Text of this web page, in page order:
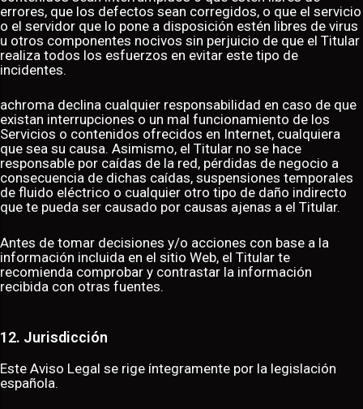
errores, que los defectos sean corregidos, o que el servicio
o el servidor que lo pone a disposición estén libres de virus
u otros componentes nocivos sin perjuicio de que el Titular
realiza todos los esfuerzos en evitar este tipo de
incidentes.
achroma declina cualquier responsabilidad en caso de que
existan interrupciones o un mal funcionamiento de los
Servicios o contenidos ofrecidos en Internet, cualquiera
que sea su causa. Asimismo, el Titular no se hace
responsable por caídas de la red, pérdidas de negocio a
consecuencia de dichas caídas, suspensiones temporales
de fluido eléctrico o cualquier otro tipo de daño indirecto
que te pueda ser causado por causas ajenas a el Titular.
Antes de tomar decisiones y/o acciones con base a la
información incluida en el sitio Web, el Titular te
recomienda comprobar y contrastar la información
recibida con otras fuentes.
12. Jurisdicción
Este Aviso Legal se rige íntegramente por la legislación
española.